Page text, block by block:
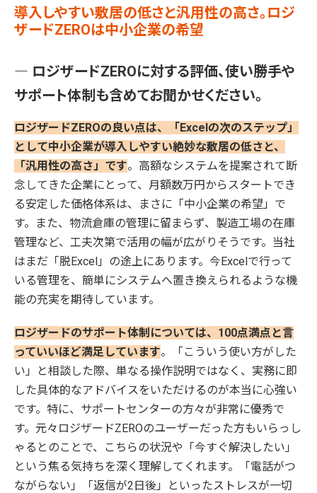
導入しやすい敷居の低さと汎用性の高さ。ロジ
ザードZEROは中小企業の希望
― ロジザードZEROに対する評価、使い勝手や
サポート体制も含めてお聞かせください。
ロジザードZEROの良い点は、「Excelの次のステップ」
として中小企業が導入しやすい絶妙な敷居の低さと、
「汎用性の高さ」です。高額なシステムを提案されて断
念してきた企業にとって、月額数万円からスタートでき
る安定した価格体系は、まさに「中小企業の希望」で
す。また、物流倉庫の管理に留まらず、製造工場の在庫
管理など、工夫次第で活用の幅が広がりそうです。当社
はまだ「脱Excel」の途上にあります。今Excelで行って
いる管理を、簡単にシステムへ置き換えられるような機
能の充実を期待しています。
ロジザードのサポート体制については、100点満点と言
っていいほど満足しています。「こういう使い方がした
い」と相談した際、単なる操作説明ではなく、実務に即
した具体的なアドバイスをいただけるのが本当に心強い
です。特に、サポートセンターの方々が非常に優秀で
す。元々ロジザードZEROのユーザーだった方もいらっし
ゃるとのことで、こちらの状況や「今すぐ解決したい」
という焦る気持ちを深く理解してくれます。「電話がつ
ながらない」「返信が2日後」といったストレスが一切